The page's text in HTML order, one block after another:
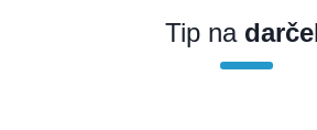
nakupovať ako firemný zákazník, musíte
registrovať. Registrácia podlieha overeniu.
Tip na